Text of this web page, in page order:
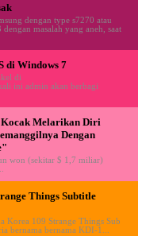
dengan type s7270 atau
masalah yang aneh, saat
di Windows 7
di
ini admin akan berbagi
Kocak Melarikan Diri
Dengan
won (sekitar $ 1,7 miliar)
Things Subtitle
Korea 109 Strange Things Sub
bernama bernama KDI-1...